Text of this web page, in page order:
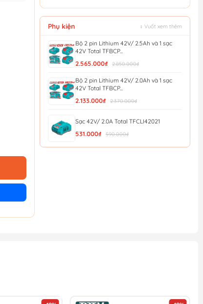
Phụ kiện ↕ Vuốt xem thêm
Bộ 2 pin Lithium 42V/ 2.5Ah và 1 sạc
42V Total TFBCP...
2.565.000₫ 2.850.000₫
Bộ 2 pin Lithium 42V/ 2.0Ah và 1 sạc
42V Total TFBCP...
2.133.000₫ 2.370.000₫
Sạc 42V/ 2.0A Total TFCLI42021
531.000₫ 590.000₫